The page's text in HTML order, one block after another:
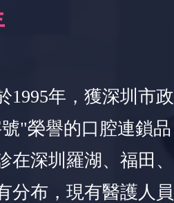
1995年，獲深圳市政
"榮譽的口腔連鎖品
在深圳羅湖、福田、
分布，現有醫護人員